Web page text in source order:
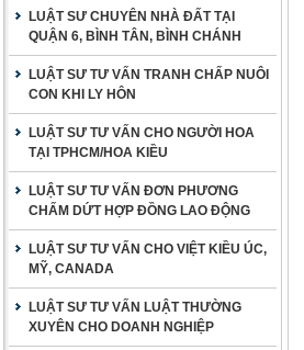
LUẬT SƯ CHUYÊN NHÀ ĐẤT TẠI
QUẬN 6, BÌNH TÂN, BÌNH CHÁNH
LUẬT SƯ TƯ VẤN TRANH CHẤP NUÔI
CON KHI LY HÔN
LUẬT SƯ TƯ VẤN CHO NGƯỜI HOA
TẠI TPHCM/HOA KIỀU
LUẬT SƯ TƯ VẤN ĐƠN PHƯƠNG
CHẤM DỨT HỢP ĐỒNG LAO ĐỘNG
LUẬT SƯ TƯ VẤN CHO VIỆT KIỀU ÚC,
MỸ, CANADA
LUẬT SƯ TƯ VẤN LUẬT THƯỜNG
XUYÊN CHO DOANH NGHIỆP